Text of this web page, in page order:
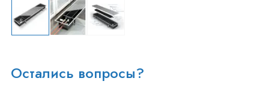
Остались вопросы?